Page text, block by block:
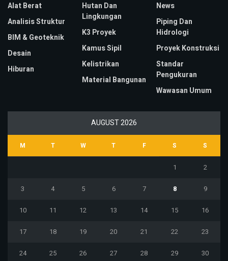
Alat Berat
Analisis Struktur
BIM & Geoteknik
Desain
Hiburan
Hutan Dan
Lingkungan
K3 Proyek
Kamus Sipil
Kelistrikan
Material Bangunan
News
Piping Dan
Hidrologi
Proyek Konstruksi
Standar
Pengukuran
Wawasan Umum
AUGUST 2026
M T W T F S S
1 2
3 4 5 6 7 8 9
10 11 12 13 14 15 16
17 18 19 20 21 22 23
24 25 26 27 28 29 30